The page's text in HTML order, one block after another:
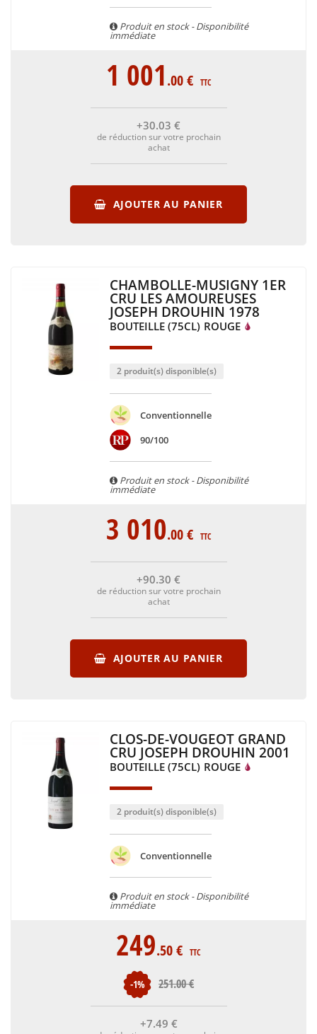
Produit en stock - Disponibilité
immédiate
1 001.00€ TTC
+30.03 €
de réduction sur votre prochain
achat
AJOUTER AU PANIER
CHAMBOLLE-MUSIGNY 1ER
CRU LES AMOUREUSES
JOSEPH DROUHIN 1978
BOUTEILLE (75CL) ROUGE
2 produit(s) disponible(s)
Conventionnelle
90/100
Produit en stock - Disponibilité
immédiate
3 010.00€ TTC
+90.30 €
de réduction sur votre prochain
achat
AJOUTER AU PANIER
CLOS-DE-VOUGEOT GRAND
CRU JOSEPH DROUHIN 2001
BOUTEILLE (75CL) ROUGE
2 produit(s) disponible(s)
Conventionnelle
Produit en stock - Disponibilité
immédiate
249.50€ TTC
-1% 251.00€
+7.49 €